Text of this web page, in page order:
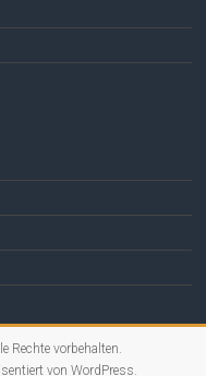
Rechte vorbehalten.
vonWordPress.